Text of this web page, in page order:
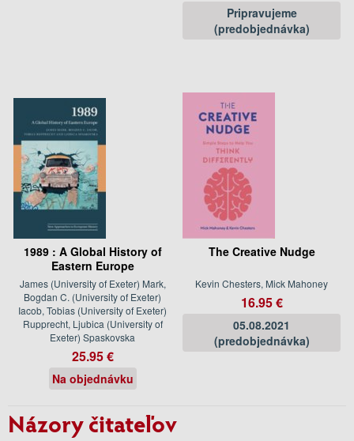
Pripravujeme
(predobjednávka)
1989 : A Global History of
Eastern Europe
James (University of Exeter) Mark,
Bogdan C. (University of Exeter)
Iacob, Tobias (University of Exeter)
Rupprecht, Ljubica (University of
Exeter) Spaskovska
25.95 €
Na objednávku
The Creative Nudge
Kevin Chesters, Mick Mahoney
16.95 €
05.08.2021
(predobjednávka)
Názory čitateľov